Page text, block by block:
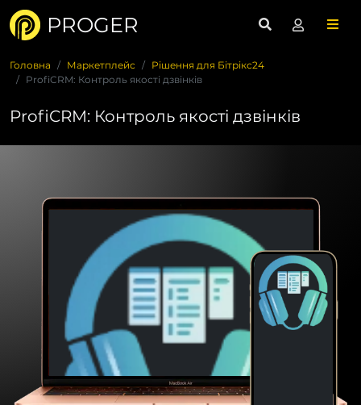
PROGER
Головна Маркетплейс
Рішення для Бітрікс24
ProfiCRM: Контроль якості дзвінків
ProfiCRM: Контроль якості дзвінків